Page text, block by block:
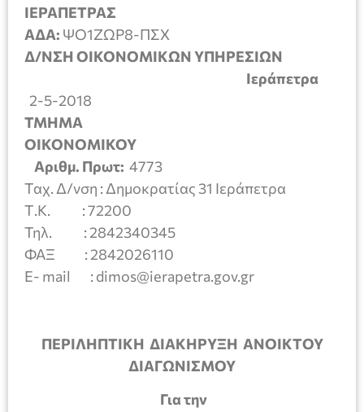
ΑΔΑ: ΨΟ1ΖΩΡ8-ΠΣΧ
Δ/ΝΣΗ ΟΙΚΟΝΟΜΙΚΩΝ ΥΠΗΡΕΣΙΩΝ
Ιεράπετρα
2-5-2018
ΤΜΗΜΑ
Αριθμ. Πρωτ: 4773
Ταχ. Δ/νση : Δημοκρατίας 31 Ιεράπετρα
Τ.Κ. : 72200
Τηλ. : 2842340345
ΦΑΞ : 2842026110
E- mail : dimos@ierapetra.gov.gr
ΠΕΡΙΛΗΠΤΙΚΗ ΔΙΑΚΗΡΥΞΗ ΑΝΟΙΚΤΟΥ
ΔΙΑΓΩΝΙΣΜΟΥ
Για την